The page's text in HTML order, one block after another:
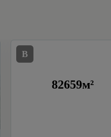
B
82659м²